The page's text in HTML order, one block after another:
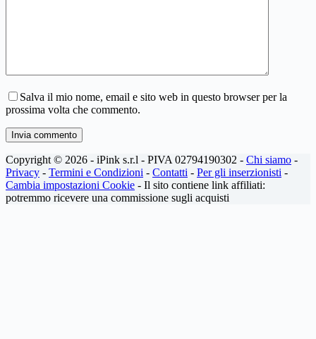
Salva il mio nome, email e sito web in questo browser per la
prossima volta che commento.
Invia commento
Copyright © 2026 - iPink s.r.l - PIVA 02794190302 - Chi siamo -
Privacy - Termini e Condizioni - Contatti - Per gli inserzionisti -
Cambia impostazioni Cookie - Il sito contiene link affiliati:
potremmo ricevere una commissione sugli acquisti